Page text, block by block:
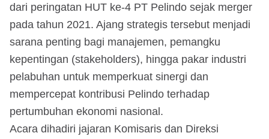
dari peringatan HUT ke-4 PT Pelindo sejak merger
pada tahun 2021. Ajang strategis tersebut menjadi
sarana penting bagi manajemen, pemangku
kepentingan (stakeholders), hingga pakar industri
pelabuhan untuk memperkuat sinergi dan
mempercepat kontribusi Pelindo terhadap
pertumbuhan ekonomi nasional.
Acara dihadiri jajaran Komisaris dan Direksi